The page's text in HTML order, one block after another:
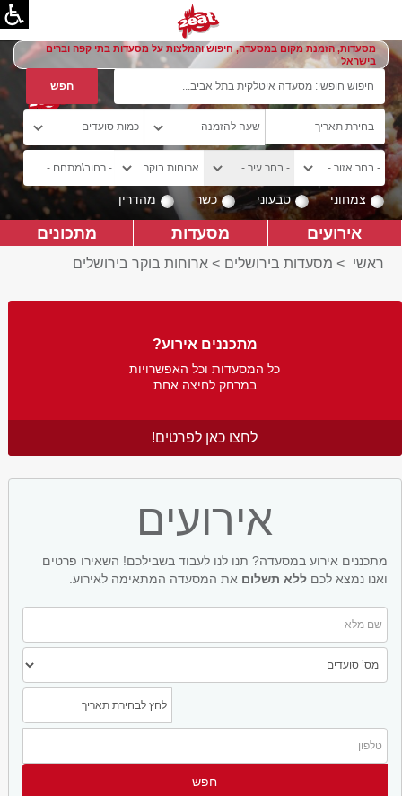
מסעדות, הזמנת מקום במסעדה, חיפוש והמלצות על מסעדות בתי קפה וברים
בישראל
צמחוני טבעוני כשר מהדרין
אירועים מסעדות מתכונים
ראשי > מסעדות בירושלים > ארוחות בוקר בירושלים
מתכננים אירוע?
כל המסעדות וכל האפשרויות
במרחק לחיצה אחת
לחצו כאן לפרטים!
אירועים
מתכננים אירוע במסעדה? תנו לנו לעבוד בשבילכם! השאירו פרטים
ואנו נמצא לכם ללא תשלום את המסעדה המתאימה לאירוע.